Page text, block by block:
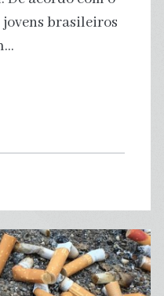
jovens brasileiros